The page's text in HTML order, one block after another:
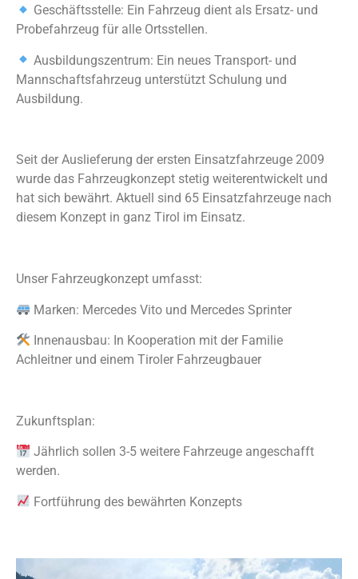
Geschäftsstelle: Ein Fahrzeug dient als Ersatz- und
Probefahrzeug für alle Ortsstellen.
Ausbildungszentrum: Ein neues Transport- und
Mannschaftsfahrzeug unterstützt Schulung und
Ausbildung.
Seit der Auslieferung der ersten Einsatzfahrzeuge 2009
wurde das Fahrzeugkonzept stetig weiterentwickelt und
hat sich bewährt. Aktuell sind 65 Einsatzfahrzeuge nach
diesem Konzept in ganz Tirol im Einsatz.
Unser Fahrzeugkonzept umfasst:
Marken: Mercedes Vito und Mercedes Sprinter
Innenausbau: In Kooperation mit der Familie
Achleitner und einem Tiroler Fahrzeugbauer
Zukunftsplan:
Jährlich sollen 3-5 weitere Fahrzeuge angeschafft
werden.
Fortführung des bewährten Konzepts